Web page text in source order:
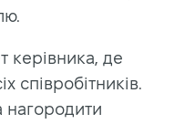
керівника, де
співробітників.
нагородити